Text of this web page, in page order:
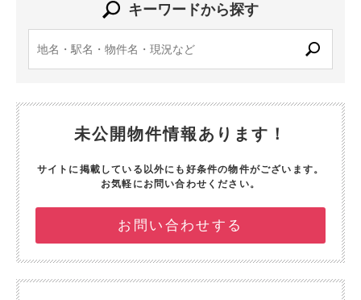
キーワードから探す
未公開物件情報あります！
サイトに掲載している以外にも好条件の物件がございます。
お気軽にお問い合わせください。
お問い合わせする